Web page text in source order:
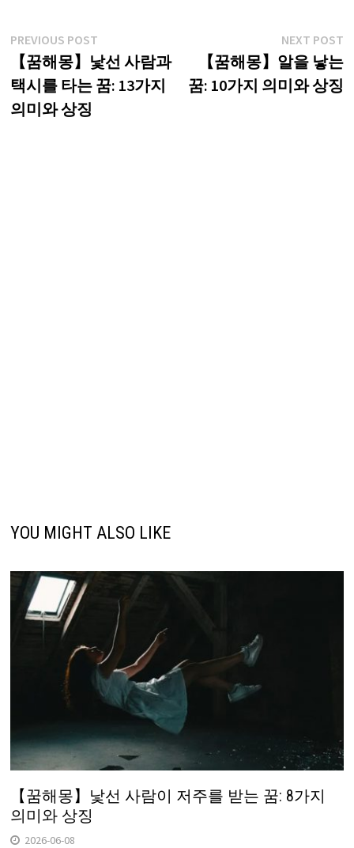
글
탐
색
PREVIOUS POSTPrevious
post:
【꿈해몽】낯선 사람과
택시를 타는 꿈: 13가지
의미와 상징
NEXT POST
【꿈해몽】알을 낳는
꿈: 10가지 의미와 상징
YOU MIGHT ALSO LIKE
【꿈해몽】낯선 사람이 저주를 받는 꿈: 8가지
의미와 상징
2026-06-08